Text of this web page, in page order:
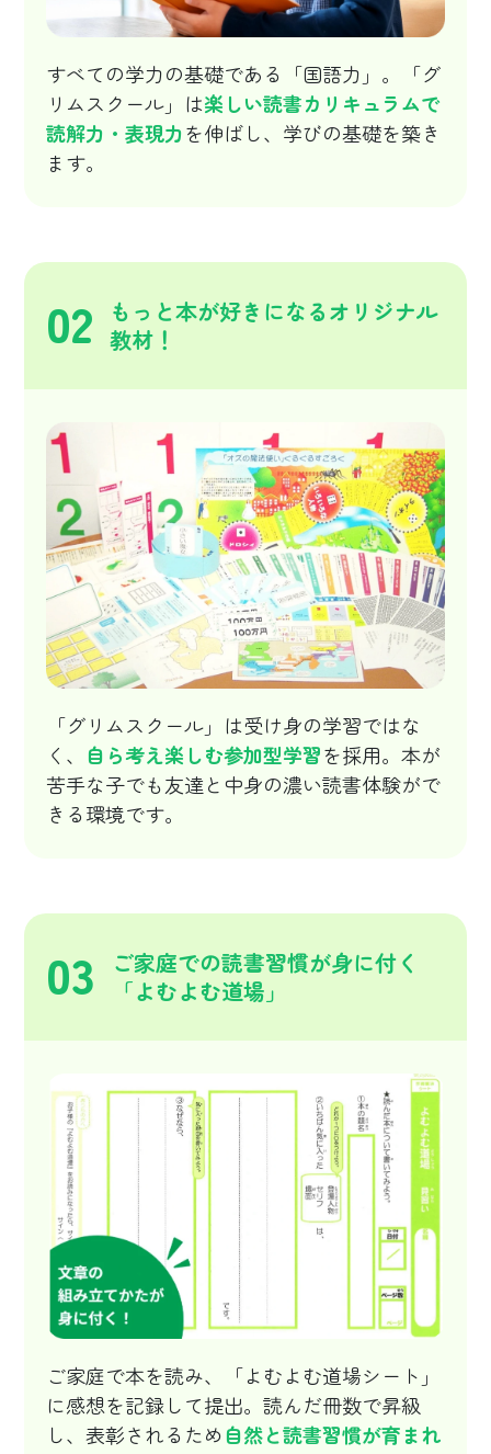
すべての学力の基礎である「国語力」。「グ
リムスクール」は楽しい読書カリキュラムで
読解力・表現力を伸ばし、学びの基礎を築き
ます。
02
もっと本が好きになるオリジナル
教材！
「グリムスクール」は受け身の学習ではな
く、 自ら考え楽しむ参加型学習を採用。本が
苦手な子でも友達と中身の濃い読書体験がで
きる環境です。
03
ご家庭での読書習慣が身に付く
「よむよむ道場」
ご家庭で本を読み、「よむよむ道場シート」
に感想を記録して提出。読んだ冊数で昇級
し、表彰されるため自然と読書習慣が育まれ